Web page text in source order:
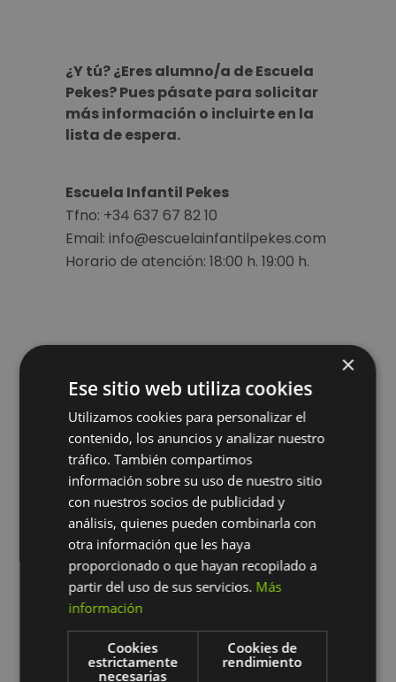
¿Y tú? ¿Eres alumno/a de Escuela
Pekes? Pues pásate para solicitar
más información o incluirte en la
lista de espera.
Escuela Infantil Pekes
Tfno: +34 637 67 82 10
Email: info@escuelainfantilpekes.com
Horario de atención: 18:00 h. 19:00 h.
Emma’s &
Escuela Infantil
Pekes
Para Emma’s, colaborar con la
Escuela Infantil Pekes es una
oportunidad de desarrollo dentro de
nuestro ámbito pedagógico. Poder
ser su extraescolar de Inglés,
×
Ese sitio web utiliza cookies
Utilizamos cookies para personalizar el
contenido, los anuncios y analizar nuestro
tráfico. También compartimos
información sobre su uso de nuestro sitio
con nuestros socios de publicidad y
análisis, quienes pueden combinarla con
otra información que les haya
proporcionado o que hayan recopilado a
partir del uso de sus servicios. Más
información
Cookies
estrictamente
necesarias
Cookies de
rendimiento